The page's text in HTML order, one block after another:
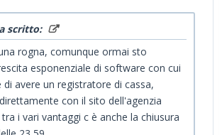
scritto:
rogna, comunque ormai sto
esponenziale di software con cui
di avere un registratore di cassa,
con il sito dell'agenzia
i vari vantaggi c è anche la chiusura